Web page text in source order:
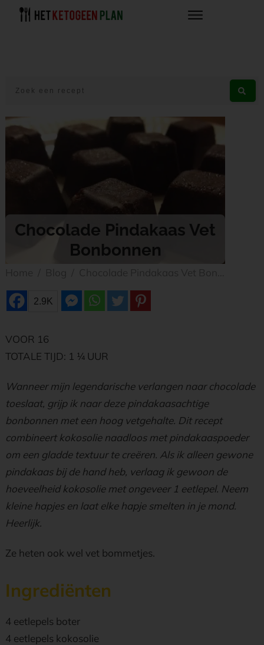
Chocolade Pindakaas Vet
Bonbonnen
2.9K
VOOR 16
TOTALE TIJD: 1 1⁄4 UUR
Wanneer mijn legendarische verlangen naar chocolade
toeslaat, grijp ik naar deze pindakaasachtige
bonbonnen met een hoog vetgehalte. Dit recept
combineert kokosolie naadloos met pindakaaspoeder
om een gladde textuur te creëren. Als ik alleen gewone
pindakaas bij de hand heb, verlaag ik gewoon de
hoeveelheid kokosolie met ongeveer 1 eetlepel. Neem
kleine hapjes en laat elke hapje smelten in je mond.
Heerlijk.
Ze heten ook wel vet bommetjes.
Ingrediënten
4 eetlepels boter
4 eetlepels kokosolie